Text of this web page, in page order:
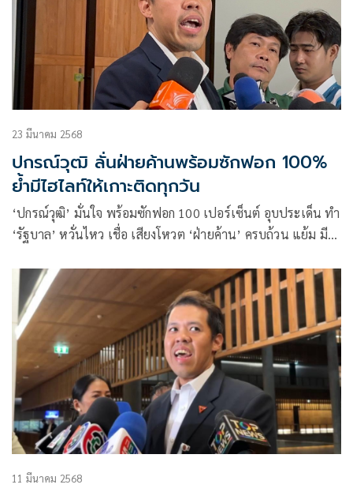
23 มีนาคม 2568
ปกรณ์วุฒิ ลั่นฝ่ายค้านพร้อมซักฟอก 100%
ย้ำมีไฮไลท์ให้เกาะติดทุกวัน
‘ปกรณ์วุฒิ’ มั่นใจ พร้อมซักฟอก 100 เปอร์เซ็นต์ อุบประเด็น ทำ
‘รัฐบาล’ หวั่นไหว เชื่อ เสียงโหวต ‘ฝ่ายค้าน’ ครบถ้วน แย้ม มี
11 มีนาคม 2568